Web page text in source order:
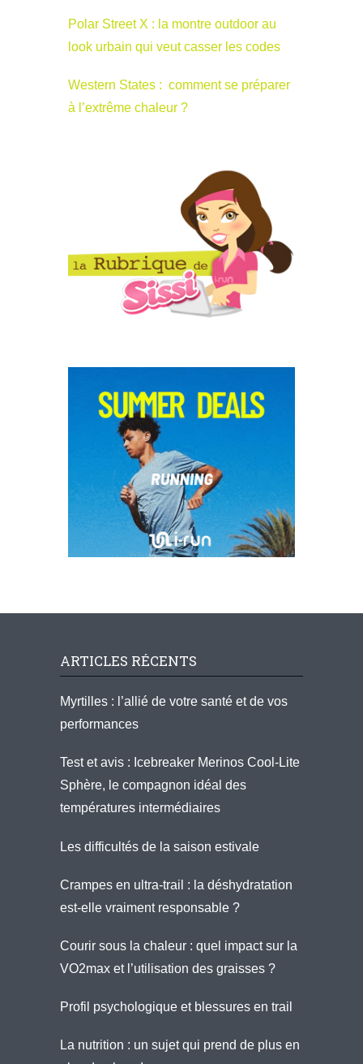
Polar Street X : la montre outdoor au
look urbain qui veut casser les codes
Western States : comment se préparer
à l’extrême chaleur ?
ARTICLES RÉCENTS
Myrtilles : l’allié de votre santé et de vos
performances
Test et avis : Icebreaker Merinos Cool-Lite
Sphère, le compagnon idéal des
températures intermédiaires
Les difficultés de la saison estivale
Crampes en ultra-trail : la déshydratation
est-elle vraiment responsable ?
Courir sous la chaleur : quel impact sur la
VO2max et l’utilisation des graisses ?
Profil psychologique et blessures en trail
La nutrition : un sujet qui prend de plus en